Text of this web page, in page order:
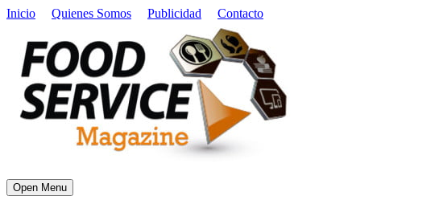
Inicio Quienes Somos Publicidad Contacto
Open Menu